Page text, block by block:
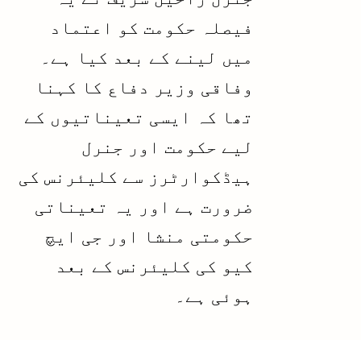
فیصلہ حکومت کو اعتماد
میں لینے کے بعد کیا ہے۔
وفاقی وزیر دفاع کا کہنا
تھا کہ ایسی تعیناتیوں کے
لیے حکومت اور جنرل
ہیڈکوارٹرز سے کلیئرنس کی
ضرورت ہے اور یہ تعیناتی
حکومتی منشا اور جی ایچ
کیو کی کلیئرنس کے بعد
ہوئی ہے۔